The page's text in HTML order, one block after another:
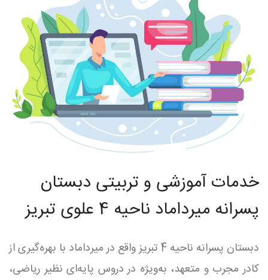
خدمات آموزشی و تربیتی دبستان
پسرانه میرداماد ناحیه 4 علوی تبریز
دبستان پسرانه ناحیه 4 تبریز واقع در میرداماد با بهره‌گیری از
کادر مجرب و متعهد، به‌ویژه در دروس پایه‌ای نظیر ریاضی،